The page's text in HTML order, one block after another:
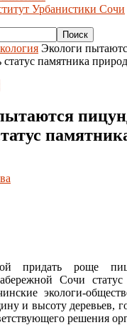
Урбанистики Сочи
Экологи
статус памятника
придать роще
Сочи
экологи-
и высоту деревьев,
решения